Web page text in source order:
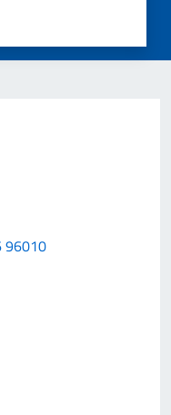
96010